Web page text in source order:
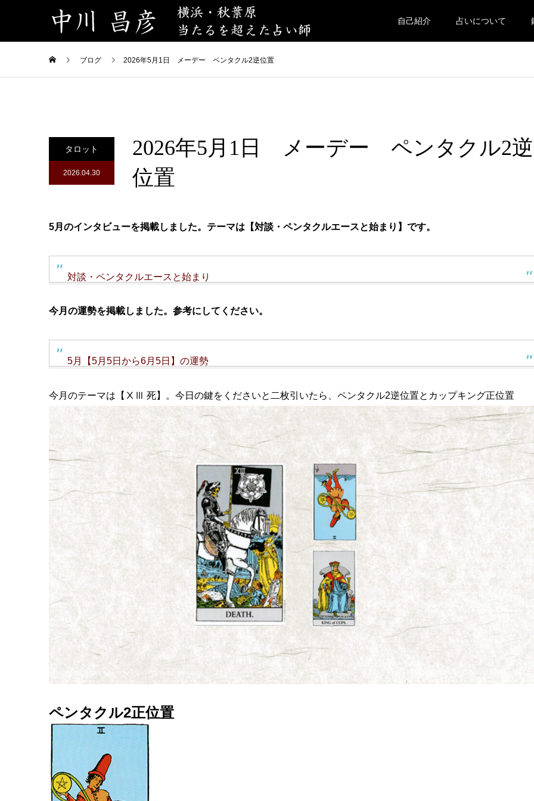
自己紹介 占いについて
ブログ 2026年5月1日 メーデー ペンタクル2逆位置
タロット
2026.04.30
2026年5月1日 メーデー ペンタクル2逆
位置
5月のインタビューを掲載しました。テーマは【対談・ペンタクルエースと始まり】です。
対談・ペンタクルエースと始まり
今月の運勢を掲載しました。参考にしてください。
5月【5月5日から6月5日】の運勢
今月のテーマは【ⅩⅢ 死】。今日の鍵をくださいと二枚引いたら、ペンタクル2逆位置とカップキング正位置
ペンタクル2正位置